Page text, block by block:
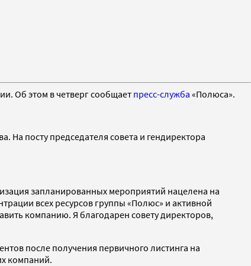
Об этом в четверг сообщает пресс-служба «Полюса».
посту председателя совета и гендиректора
запланированных мероприятий нацелена на
всех ресурсов группы «Полюс» и активной
компанию. Я благодарен совету директоров,
после получения первичного листинга на
компаний.